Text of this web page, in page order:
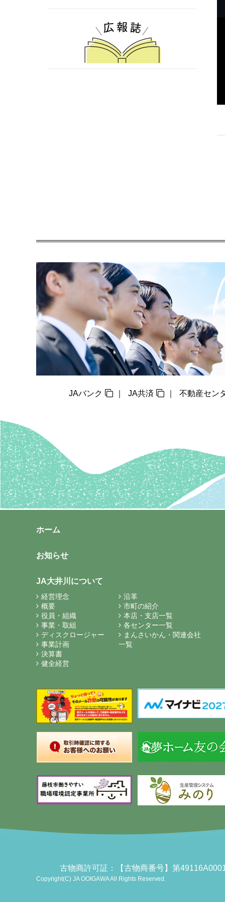
JAバンク JA共済 不動産セン
ホーム
お知らせ
JA大井川について
経営理念
概要
役員・組織
事業・取組
ディスクロージャー
事業計画
決算書
健全経営
沿革
市町の紹介
本店・支店一覧
各センター一覧
まんさいかん・関連会社
一覧
古物商許可証：【古物商番号】第
Copyright(C) JA OOIGAWA All Rights Reserved.